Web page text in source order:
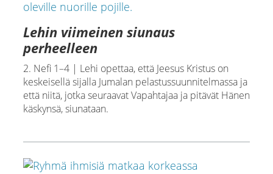
Lehin viimeinen siunaus
perheelleen
2. Nefi 1–4 | Lehi opettaa, että Jeesus Kristus on
keskeisellä sijalla Jumalan pelastussuunnitelmassa ja
että niitä, jotka seuraavat Vapahtajaa ja pitävät Hänen
käskynsä, siunataan.